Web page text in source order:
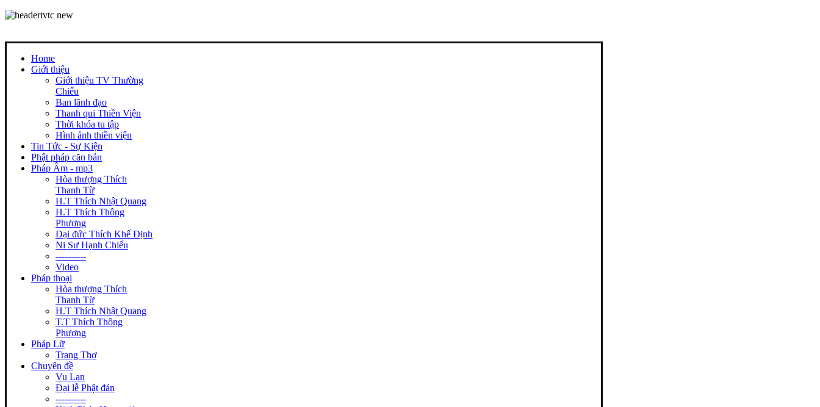
Home
Giới thiệu
Giới thiệu TV Thường
Chiếu
Ban lãnh đạo
Thanh qui Thiền Viện
Thời khóa tu tập
Hình ảnh thiền viện
Tin Tức - Sự Kiện
Phật pháp căn bản
Pháp Âm - mp3
Hòa thượng Thích
Thanh Từ
H.T Thích Nhật Quang
H.T Thích Thông
Phương
Đại đức Thích Khế Định
Ni Sư Hạnh Chiếu
----------
Video
Pháp thoại
Hòa thượng Thích
Thanh Từ
H.T Thích Nhật Quang
T.T Thích Thông
Phương
Pháp Lữ
Trang Thơ
Chuyên đề
Vu Lan
Đại lễ Phật đản
----------